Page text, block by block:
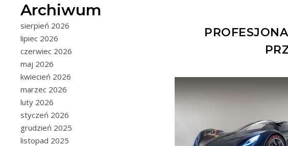
Archiwum
sierpień 2026
lipiec 2026
czerwiec 2026
maj 2026
kwiecień 2026
marzec 2026
luty 2026
styczeń 2026
grudzień 2025
listopad 2025